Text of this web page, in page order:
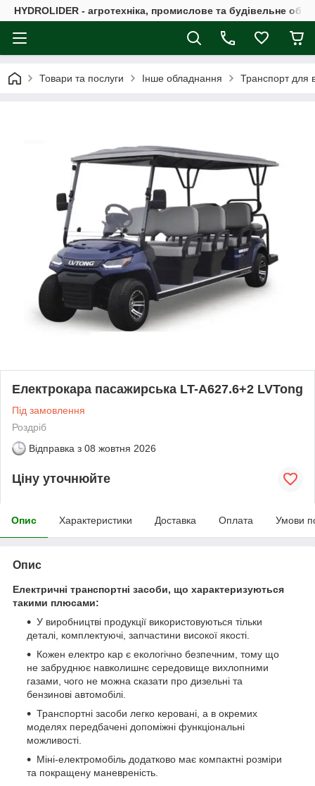
HYDROLIDER - агротехніка, промислове та будівельне
Товари та послуги Інше обладнання Транспорт для
Електрокара пасажирська LT-A627.6+2 LVTong
Під замовлення
Роздріб
Відправка з 08 жовтня 2026
Ціну уточнюйте
Опис Характеристики Доставка Оплата Умови
Опис
Електричні транспортні засоби, що характеризуються
такими плюсами:
У виробництві продукції використовуються тільки
деталі, комплектуючі, запчастини високої якості.
Кожен електро кар є екологічно безпечним, тому що
не забруднює навколишнє середовище вихлопними
газами, чого не можна сказати про дизельні та
бензинові автомобілі.
Транспортні засоби легко керовані, а в окремих
моделях передбачені допоміжні функціональні
можливості.
Міні-електромобіль додатково має компактні розміри
та покращену маневреність.